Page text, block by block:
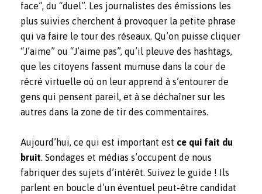
face”, du “duel”. Les journalistes des émissions les
plus suivies cherchent à provoquer la petite phrase
qui va faire le tour des réseaux. Qu’on puisse cliquer
“J’aime” ou “J’aime pas”, qu’il pleuve des hashtags,
que les citoyens fassent mumuse dans la cour de
récré virtuelle où on leur apprend à s’entourer de
gens qui pensent pareil, et à se déchaîner sur les
autres dans la zone de tir des commentaires.
Aujourd’hui, ce qui est important est ce qui fait du
bruit. Sondages et médias s’occupent de nous
fabriquer des sujets d’intérêt. Suivez le guide ! Ils
parlent en boucle d’un éventuel peut-être candidat